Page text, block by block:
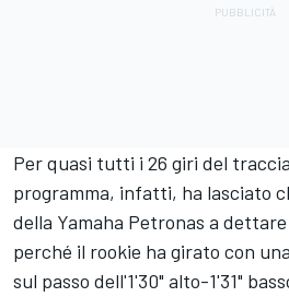
Per quasi tutti i 26 giri del
programma, infatti, ha lasciato
della Yamaha Petronas a
perché il rookie ha girato con
sul passo dell'1'30" alto-1'31"